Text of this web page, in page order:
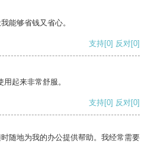
能够省钱又省心。
支持[0] 反对[0]
起来非常舒服。
支持[0] 反对[0]
随地为我的办公提供帮助。我经常需要